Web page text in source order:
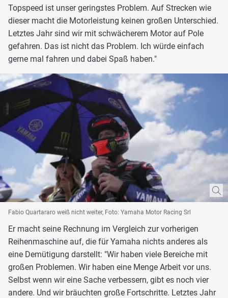
Topspeed ist unser geringstes Problem. Auf Strecken wie
dieser macht die Motorleistung keinen großen Unterschied.
Letztes Jahr sind wir mit schwächerem Motor auf Pole
gefahren. Das ist nicht das Problem. Ich würde einfach
gerne mal fahren und dabei Spaß haben."
Fabio Quartararo weiß nicht weiter, Foto: Yamaha Motor Racing Srl
Er macht seine Rechnung im Vergleich zur vorherigen
Reihenmaschine auf, die für Yamaha nichts anderes als
eine Demütigung darstellt: "Wir haben viele Bereiche mit
großen Problemen. Wir haben eine Menge Arbeit vor uns.
Selbst wenn wir eine Sache verbessern, gibt es noch vier
andere. Und wir bräuchten große Fortschritte. Letztes Jahr